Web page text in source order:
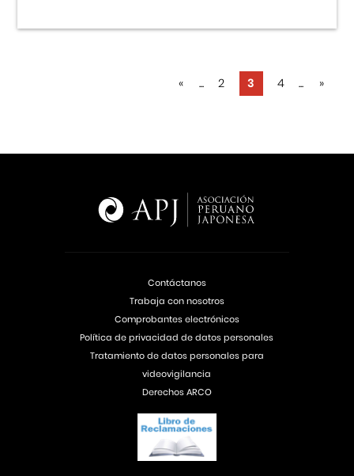
« ... 2 3 4 ... »
Contáctanos
Trabaja con nosotros
Comprobantes electrónicos
Política de privacidad de datos personales
Tratamiento de datos personales para
videovigilancia
Derechos ARCO